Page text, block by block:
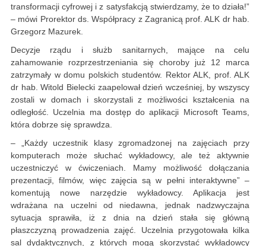
transformacji cyfrowej i z satysfakcją stwierdzamy, że to działa!”
– mówi Prorektor ds. Współpracy z Zagranicą prof. ALK dr hab.
Grzegorz Mazurek.
Decyzje rządu i służb sanitarnych, mające na celu
zahamowanie rozprzestrzeniania się choroby już 12 marca
zatrzymały w domu polskich studentów. Rektor ALK, prof. ALK
dr hab. Witold Bielecki zaapelował dzień wcześniej, by wszyscy
zostali w domach i skorzystali z możliwości kształcenia na
odległość. Uczelnia ma dostęp do aplikacji Microsoft Teams,
która dobrze się sprawdza.
– „Każdy uczestnik klasy zgromadzonej na zajęciach przy
komputerach może słuchać wykładowcy, ale też aktywnie
uczestniczyć w ćwiczeniach. Mamy możliwość dołączania
prezentacji, filmów, więc zajęcia są w pełni interaktywne” –
komentują nowe narzędzie wykładowcy. Aplikacja jest
wdrażana na uczelni od niedawna, jednak nadzwyczajna
sytuacja sprawiła, iż z dnia na dzień stała się główną
płaszczyzną prowadzenia zajęć. Uczelnia przygotowała kilka
sal dydaktycznych, z których mogą skorzystać wykładowcy